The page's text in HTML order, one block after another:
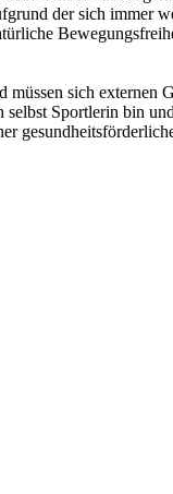
der sich immer
sich externen
Sportlerin bin